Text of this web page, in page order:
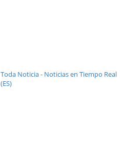
Toda Noticia - Noticias en Tiempo Real
(ES)